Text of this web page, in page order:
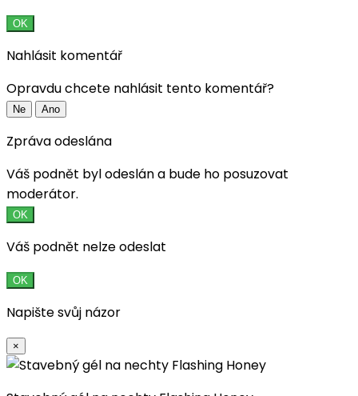
OK
Nahlásit komentář
Opravdu chcete nahlásit tento komentář?
Ne Ano
Zpráva odeslána
Váš podnět byl odeslán a bude ho posuzovat
moderátor.
OK
Váš podnět nelze odeslat
OK
Napište svůj názor
×